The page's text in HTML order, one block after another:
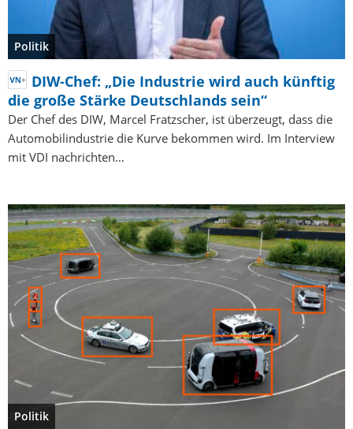
Politik
DIW-Chef: „Die Industrie wird auch künftig
die große Stärke Deutschlands sein“
Der Chef des DIW, Marcel Fratzscher, ist überzeugt, dass die
Automobilindustrie die Kurve bekommen wird. Im Interview
mit VDI nachrichten…
Politik